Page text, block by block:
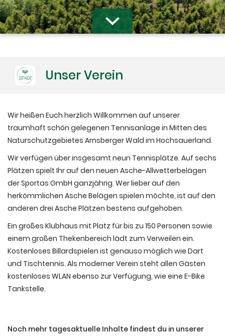
Team Shop
Sponsoren
Unser Verein
Wir heißen Euch herzlich Willkommen auf unserer
traumhaft schön gelegenen Tennisanlage in Mitten des
Naturschutzgebietes Arnsberger Wald im Hochsauerland.
Wir verfügen über insgesamt neun Tennisplätze. Auf sechs
Plätzen spielt Ihr auf den neuen Asche-Allwetterbelägen
der Sportas GmbH ganzjährig. Wer lieber auf den
herkömmlichen Asche Belägen spielen möchte, ist auf den
anderen drei Asche Plätzen bestens aufgehoben.
Ein großes Klubhaus mit Platz für bis zu 150 Personen sowie
einem großen Thekenbereich lädt zum Verweilen ein.
Kostenloses Billardspielen ist genauso möglich wie Dart
und Tischtennis. Als moderner Verein steht allen Gästen
kostenloses WLAN ebenso zur Verfügung, wie eine E-Bike
Tankstelle.
Noch mehr tagesaktuelle Inhalte findest du in unserer